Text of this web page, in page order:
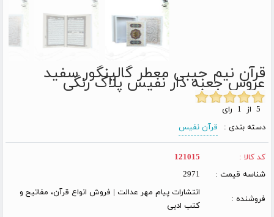
قرآن نیم جیبی معطر گالینگور سفید
عروس جعبه دار نفیس پلاک رنگی
دسته بندی :
قرآن نفیس
کد کالا :
121015
شناسه قیمت :
2971
فروشنده :
انتشارات پیام مهر عدالت | فروش انواع قرآن، مفاتیح و
کتب ادبی